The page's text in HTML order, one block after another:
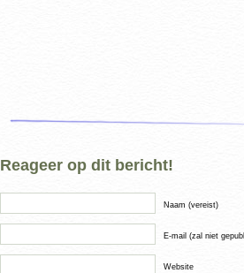
Reageer op dit bericht!
Naam (vereist)
E-mail (zal niet
Website